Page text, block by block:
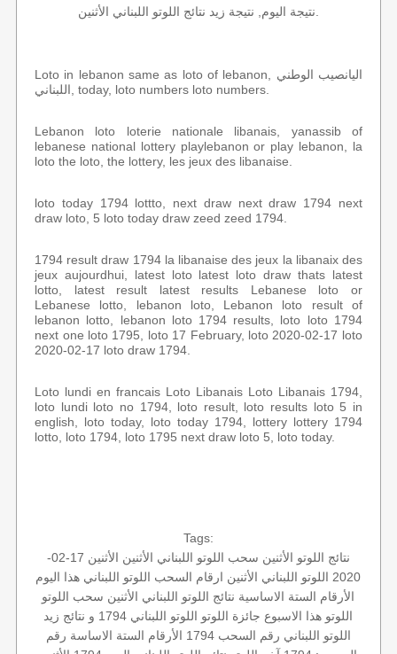
Loto in lebanon same as loto of lebanon, اليانصيب الوطني
اللبناني, today, loto numbers loto numbers.
Lebanon loto loterie nationale libanais, yanassib of
lebanese national lottery playlebanon or play lebanon, la
loto the loto, the lottery, les jeux des libanaise.
loto today 1794 lottto, next draw next draw 1794 next
draw loto, 5 loto today draw zeed zeed 1794.
1794 result draw 1794 la libanaise des jeux la libanaix des
jeux aujourdhui, latest loto latest loto draw thats latest
lotto, latest result latest results Lebanese loto or
Lebanese lotto, lebanon loto, Lebanon loto result of
lebanon lotto, lebanon loto 1794 results, loto loto 1794
next one loto 1795, loto 17 February, loto 2020-02-17 loto
2020-02-17 loto draw 1794.
Loto lundi en francais Loto Libanais Loto Libanais 1794,
loto lundi loto no 1794, loto result, loto results loto 5 in
english, loto today, loto today 1794, lottery lottery 1794
lotto, loto 1794, loto 1795 next draw loto 5, loto today.
Tags:
نتائج اللوتو الأثنين سحب اللوتو اللبناني الأثنين
الأثنين 17-02-
2020 اللوتو اللبناني الأثنين ارقام السحب اللوتو اللبناني هذا اليوم
الأرقام الستة الاساسية نتائج اللوتو اللبناني الأثنين سحب اللوتو
اللوتو هذا الاسبوع جائزة اللوتو اللوتو اللبناني 1794 و نتائج زيد
اللوتو اللبناني رقم السحب 1794
الأرقام الستة الاساسة رقم